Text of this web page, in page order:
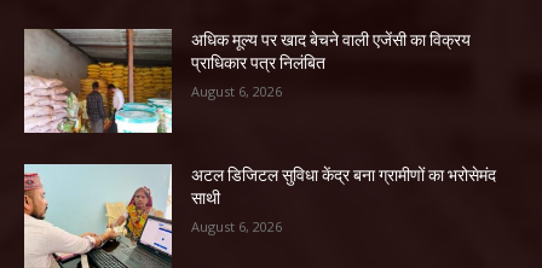
अधिक मूल्य पर खाद बेचने वाली एजेंसी का विक्रय
प्राधिकार पत्र निलंबित
August 6, 2026
अटल डिजिटल सुविधा केंद्र बना ग्रामीणों का भरोसेमंद
साथी
August 6, 2026